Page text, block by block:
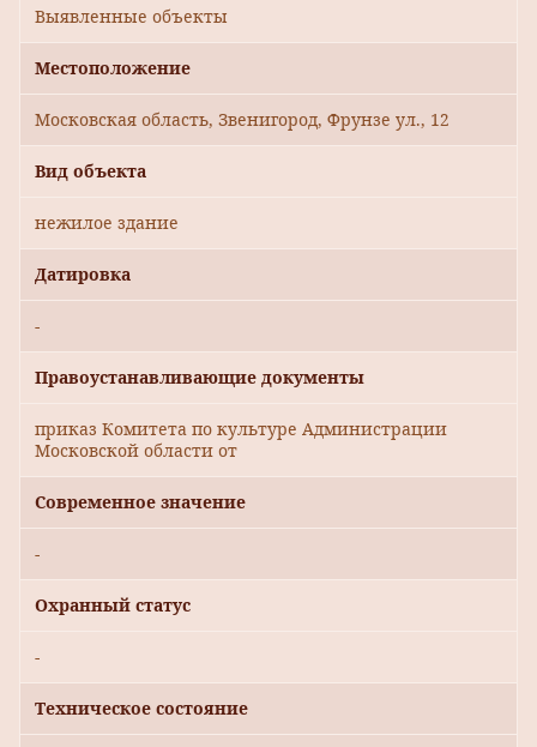
Выявленные объекты
Местоположение
Московская область, Звенигород, Фрунзе ул., 12
Вид объекта
нежилое здание
Датировка
-
Правоустанавливающие документы
приказ Комитета по культуре Администрации
Московской области от
Современное значение
-
Охранный статус
-
Техническое состояние